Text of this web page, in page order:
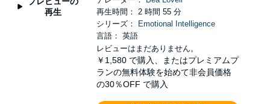
再生
再生時間： 2 時間 55 分
シリーズ：
Emotional Intelligence
言語： 英語
レビューはまだありません。
￥1,580 で購入、またはプレミアムプ
ランの無料体験を始めて非会員価格
の30％OFF で購入